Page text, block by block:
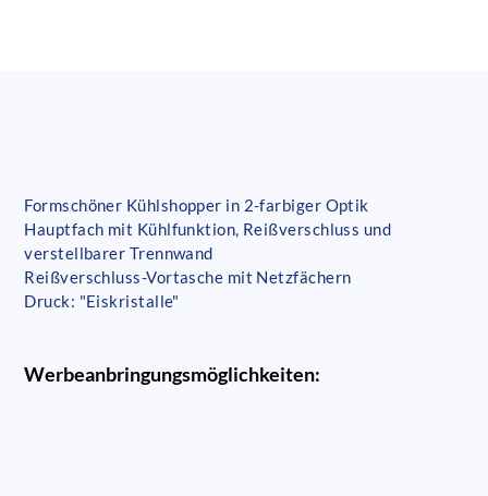
Formschöner Kühlshopper in 2-farbiger Optik
Hauptfach mit Kühlfunktion, Reißverschluss und
verstellbarer Trennwand
Reißverschluss-Vortasche mit Netzfächern
Druck: "Eiskristalle"
Werbeanbringungsmöglichkeiten: